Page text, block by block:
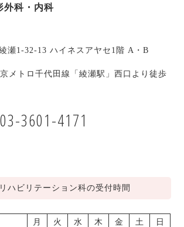
外科・内科
瀬1-32-13 ハイネスアヤセ1階 A・B
メトロ千代田線「綾瀬駅」西口より徒歩
03-3601-4171
ハビリテーション科の受付時間
月 火 水 木 金 土 日